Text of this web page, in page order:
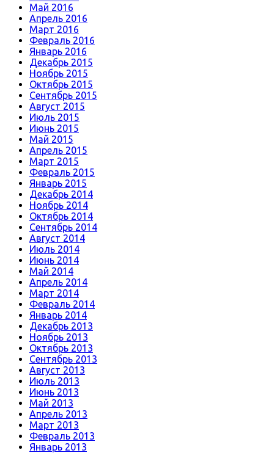
Май 2016
Апрель 2016
Март 2016
Февраль 2016
Январь 2016
Декабрь 2015
Ноябрь 2015
Октябрь 2015
Сентябрь 2015
Август 2015
Июль 2015
Июнь 2015
Май 2015
Апрель 2015
Март 2015
Февраль 2015
Январь 2015
Декабрь 2014
Ноябрь 2014
Октябрь 2014
Сентябрь 2014
Август 2014
Июль 2014
Июнь 2014
Май 2014
Апрель 2014
Март 2014
Февраль 2014
Январь 2014
Декабрь 2013
Ноябрь 2013
Октябрь 2013
Сентябрь 2013
Август 2013
Июль 2013
Июнь 2013
Май 2013
Апрель 2013
Март 2013
Февраль 2013
Январь 2013